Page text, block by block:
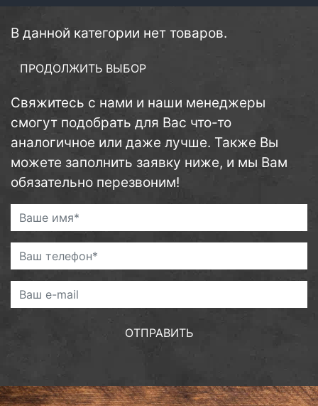
В данной категории нет товаров.
ПРОДОЛЖИТЬ ВЫБОР
Свяжитесь с нами и наши менеджеры
смогут подобрать для Вас что-то
аналогичное или даже лучше. Также Вы
можете заполнить заявку ниже, и мы Вам
обязательно перезвоним!
ОТПРАВИТЬ